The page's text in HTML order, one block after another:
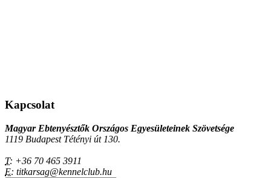
Kapcsolat
Magyar Ebtenyésztők Országos Egyesületeinek Szövetsége
1119 Budapest Tétényi út 130.
T: +36 70 465 3911
E: titkarsag@kennelclub.hu